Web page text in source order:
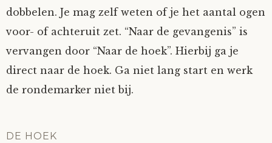
dobbelen. Je mag zelf weten of je het aantal ogen
voor- of achteruit zet. “Naar de gevangenis” is
vervangen door “Naar de hoek”. Hierbij ga je
direct naar de hoek. Ga niet lang start en werk
de rondemarker niet bij.
DE HOEK